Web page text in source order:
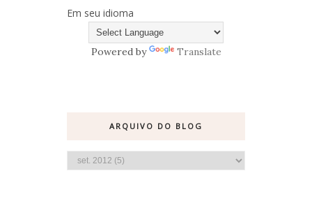
Em seu idioma
Powered by Translate
ARQUIVO DO BLOG